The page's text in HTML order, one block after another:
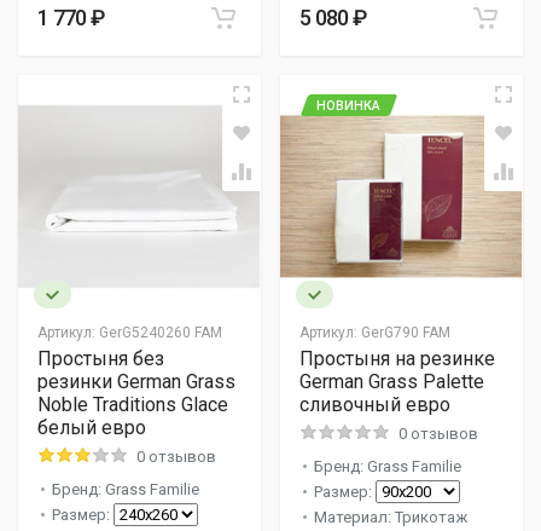
1 770 ₽ 5 080 ₽
Артикул: GerG5240260 FAM
Простыня без
резинки German Grass
Noble Traditions Glace
белый евро
0 отзывов
Бренд: Grass Familie
Размер:
Артикул: GerG790 FAM
НОВИНКА
Простыня на резинке
German Grass Palette
сливочный евро
0 отзывов
Бренд: Grass Familie
Размер:
Материал: Трикотаж